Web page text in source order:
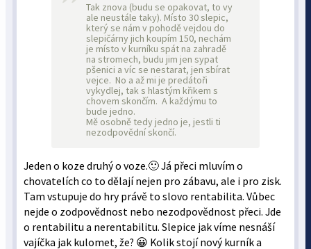
Tak znova (budu se opakovat, to vy
ale neustále taky). Místo 30 slepic,
který se nám v pohodě vejdou do
slepičárny jich koupím 150, nechám
je místo v kurníku spát na zahradě
na stromech, budu jim jen sypat
pšenici a víc se nestarat, jen sbírat
vejce. No a až mi je predátoři
vykydlej, tak s hlastým křikem s
chovem skončím. A každýmu to
bude jedno.
Mě osobně tedy jedno je, jestli ti
nezodpovědní skončí.
Jeden o koze druhý o voze.🙂 Já přeci mluvím o
chovatelích co to dělají nejen pro zábavu, ale i pro zisk.
Tam vstupuje do hry právě to slovo rentabilita. Vůbec
nejde o zodpovědnost nebo nezodpovědnost přeci. Jde
o rentabilitu a nerentabilitu. Slepice jak víme nesnáší
vajíčka jak kulomet, že? 😀 Kolik stojí nový kurník a